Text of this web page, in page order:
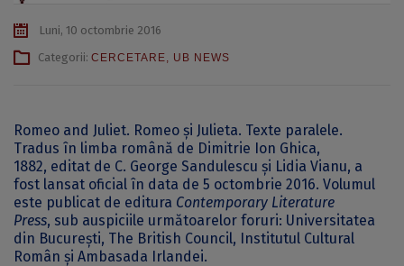
Luni, 10 octombrie 2016
Categorii: CERCETARE, UB NEWS
Romeo and Juliet. Romeo și Julieta. Texte paralele.
Tradus în limba română de Dimitrie Ion Ghica,
1882, editat de C. George Sandulescu și Lidia Vianu, a
fost lansat oficial în data de 5 octombrie 2016. Volumul
este publicat de editura Contemporary Literature
Press, sub auspiciile următoarelor foruri: Universitatea
din București, The British Council, Institutul Cultural
Român și Ambasada Irlandei.